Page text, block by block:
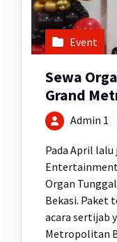
Event
Sewa
Grand
Admin 1
Pada April lalu
Organ
Bekasi. Paket
acara sertijab
Metropolitan